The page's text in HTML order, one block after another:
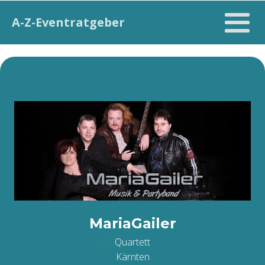
A-Z-Eventratgeber
MariaGailer
Quartett
Kärnten